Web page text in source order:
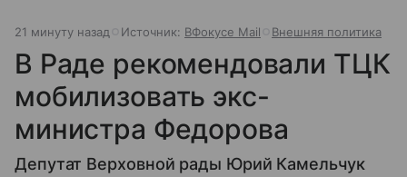
21 минуту назад Источник: ВФокусе Mail Внешняя политика
В Раде рекомендовали ТЦК
мобилизовать экс-
министра Федорова
Депутат Верховной рады Юрий Камельчук